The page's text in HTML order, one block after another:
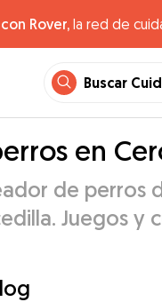
Rover, la red de
Buscar
en
de perros
Juegos y